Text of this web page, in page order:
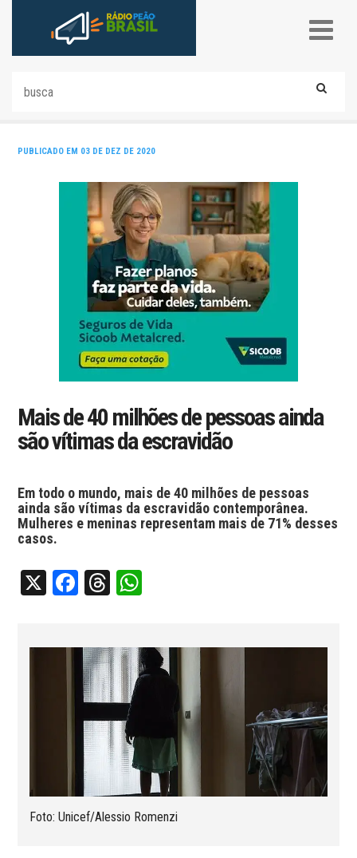
PUBLICADO EM 03 DE DEZ DE 2020
Mais de 40 milhões de pessoas ainda
são vítimas da escravidão
Em todo o mundo, mais de 40 milhões de pessoas
ainda são vítimas da escravidão contemporânea.
Mulheres e meninas representam mais de 71% desses
casos.
X Facebook
Threads
Foto: Unicef/Alessio Romenzi